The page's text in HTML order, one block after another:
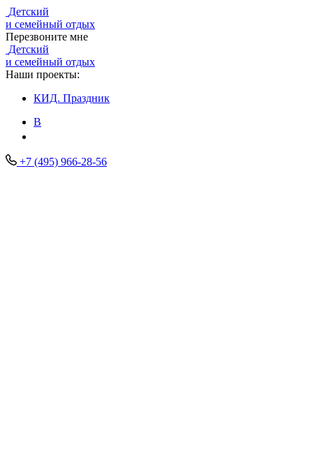
Детский
и семейный отдых
Перезвоните мне
Детский
и семейный отдых
Наши проекты:
КИД. Праздник
В
+7 (495) 966-28-56